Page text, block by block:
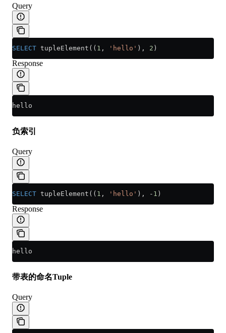
Query
SELECT tupleElement(( 1 , 'hello' ), 2 )
Response
hello
负索引
Query
SELECT tupleElement(( 1 , 'hello' ), - 1 )
Response
hello
带表的命名Tuple
Query